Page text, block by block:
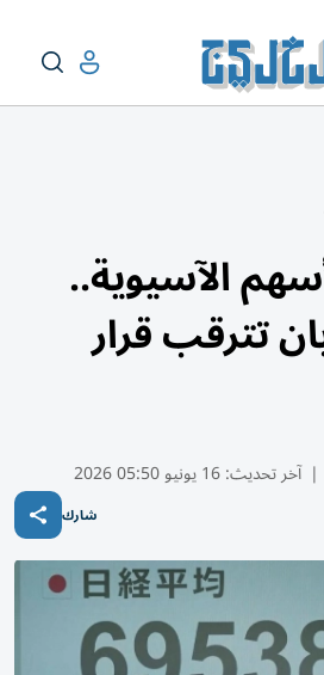
الآسيوية..
تترقب قرار
| آخر تحديث:16 يونيو 05:50 2026
شارك